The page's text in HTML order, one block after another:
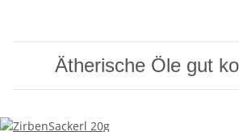
Ätherische Öle gut